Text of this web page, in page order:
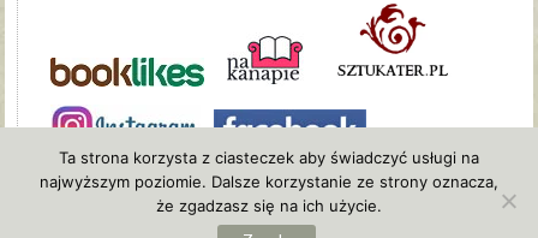
|KsiazkiIdy.pl
Ta strona korzysta z ciasteczek aby świadczyć usługi na
najwyższym poziomie. Dalsze korzystanie ze strony oznacza,
że zgadzasz się na ich użycie.